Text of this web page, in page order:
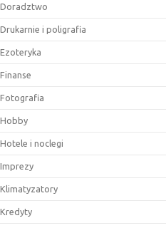
Doradztwo
Drukarnie i poligrafia
Ezoteryka
Finanse
Fotografia
Hobby
Hotele i noclegi
Imprezy
Klimatyzatory
Kredyty